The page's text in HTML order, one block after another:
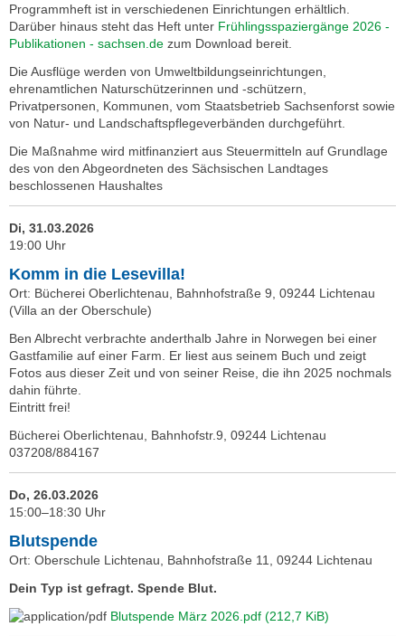
Programmheft ist in verschiedenen Einrichtungen erhältlich.
Darüber hinaus steht das Heft unter Frühlingsspaziergänge 2026 -
Publikationen - sachsen.de zum Download bereit.
Die Ausflüge werden von Umweltbildungseinrichtungen,
ehrenamtlichen Naturschützerinnen und -schützern,
Privatpersonen, Kommunen, vom Staatsbetrieb Sachsenforst sowie
von Natur- und Landschaftspflegeverbänden durchgeführt.
Die Maßnahme wird mitfinanziert aus Steuermitteln auf Grundlage
des von den Abgeordneten des Sächsischen Landtages
beschlossenen Haushaltes
Di, 31.03.2026
19:00 Uhr
Komm in die Lesevilla!
Ort: Bücherei Oberlichtenau, Bahnhofstraße 9, 09244 Lichtenau
(Villa an der Oberschule)
Ben Albrecht verbrachte anderthalb Jahre in Norwegen bei einer
Gastfamilie auf einer Farm. Er liest aus seinem Buch und zeigt
Fotos aus dieser Zeit und von seiner Reise, die ihn 2025 nochmals
dahin führte.
Eintritt frei!
Bücherei Oberlichtenau, Bahnhofstr.9, 09244 Lichtenau
037208/884167
Do, 26.03.2026
15:00–18:30 Uhr
Blutspende
Ort: Oberschule Lichtenau, Bahnhofstraße 11, 09244 Lichtenau
Dein Typ ist gefragt. Spende Blut.
Blutspende März 2026.pdf (212,7 KiB)